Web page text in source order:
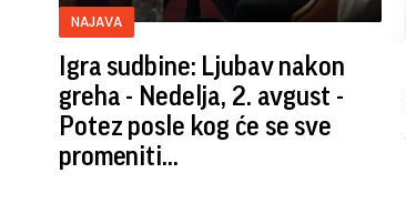
NAJAVA
Igra sudbine: Ljubav nakon
greha - Nedelja, 2. avgust -
Potez posle kog će se sve
promeniti...